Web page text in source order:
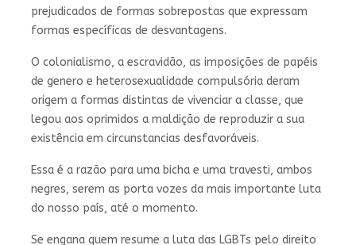
prejudicados de formas sobrepostas que expressam
formas específicas de desvantagens.
O colonialismo, a escravidão, as imposições de papéis
de genero e heterosexualidade compulsória deram
origem a formas distintas de vivenciar a classe, que
legou aos oprimidos a maldição de reproduzir a sua
existência em circunstancias desfavoráveis.
Essa é a razão para uma bicha e uma travesti, ambos
negres, serem as porta vozes da mais importante luta
do nosso país, até o momento.
Se engana quem resume a luta das LGBTs pelo direito